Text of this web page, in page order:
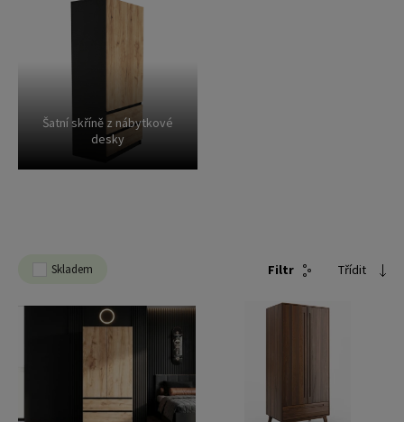
Šatní skříně z nábytkové
desky
Skladem Filtr Třídit